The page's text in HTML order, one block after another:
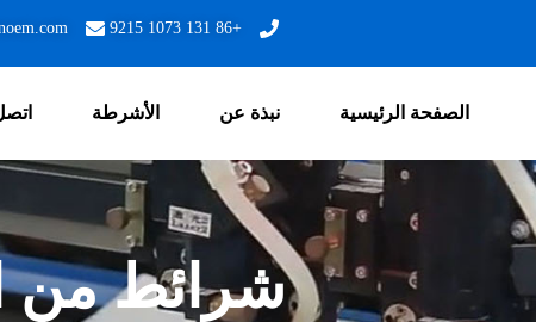
+86 131 1073 9215
الصفحة الرئيسية نبذة عن الأشرطة
شرائط من